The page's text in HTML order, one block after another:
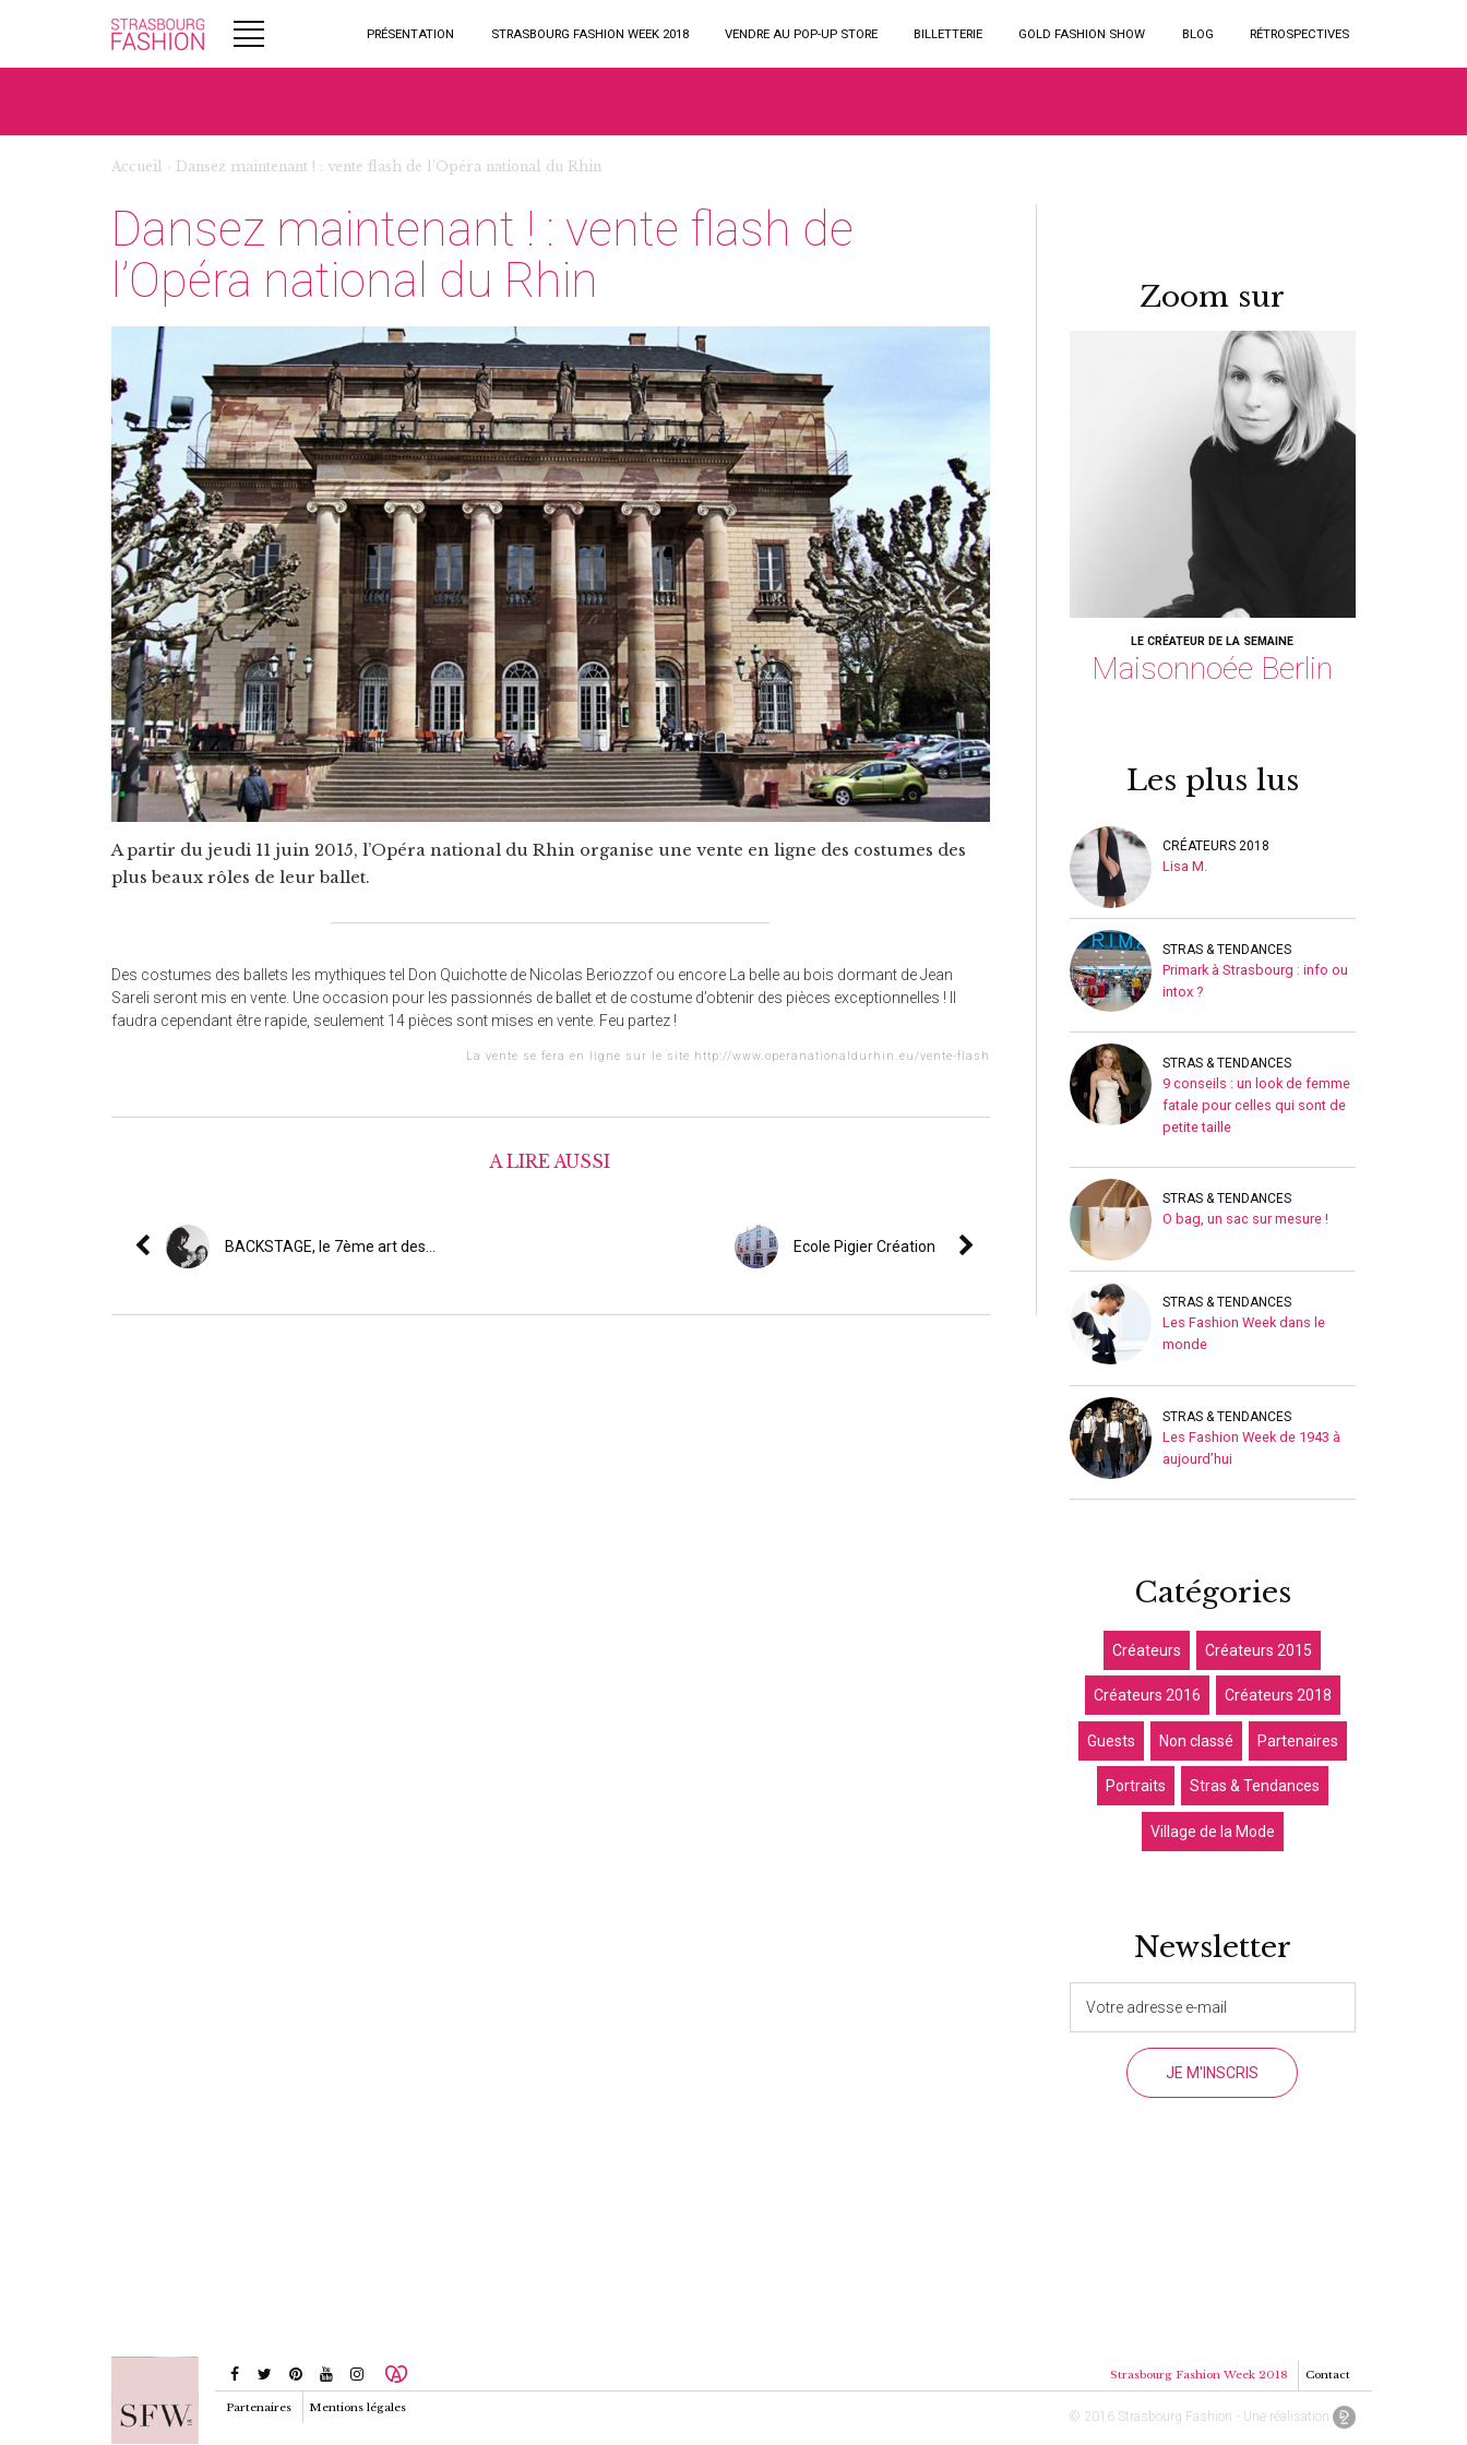
PRÉSENTATION STRASBOURG FASHION WEEK 2018 VENDRE AU POP-UP STORE BILLETTERIE GOLD FASHION SHOW BLOG RÉTROSPECTIVES
Accueil › Dansez maintenant ! : vente flash de l’Opéra national du Rhin
Dansez maintenant ! : vente flash de
l’Opéra national du Rhin
A partir du jeudi 11 juin 2015, l’Opéra national du Rhin organise une vente en ligne des costumes des
plus beaux rôles de leur ballet.
Des costumes des ballets les mythiques tel Don Quichotte de Nicolas Beriozzof ou encore La belle au bois dormant de Jean
Sareli seront mis en vente. Une occasion pour les passionnés de ballet et de costume d’obtenir des pièces exceptionnelles ! Il
faudra cependant être rapide, seulement 14 pièces sont mises en vente. Feu partez !
La vente se fera en ligne sur le site http://www.operanationaldurhin.eu/vente-flash
A LIRE AUSSI
BACKSTAGE, le 7ème art des... Ecole Pigier Création
Zoom sur
LE CRÉATEUR DE LA SEMAINE
Maisonnoée Berlin
Les plus lus
CRÉATEURS 2018
Lisa M.
STRAS & TENDANCES
Primark à Strasbourg : info ou
intox ?
STRAS & TENDANCES
9 conseils : un look de femme
fatale pour celles qui sont de
petite taille
STRAS & TENDANCES
O bag, un sac sur mesure !
STRAS & TENDANCES
Les Fashion Week dans le
monde
STRAS & TENDANCES
Les Fashion Week de 1943 à
aujourd’hui
Catégories
Créateurs Créateurs 2015
Créateurs 2016 Créateurs 2018
Guests Non classé Partenaires
Portraits Stras & Tendances
Village de la Mode
Newsletter
Strasbourg Fashion Week 2018 Contact
Partenaires Mentions légales
© 2016 Strasbourg Fashion - Une réalisation